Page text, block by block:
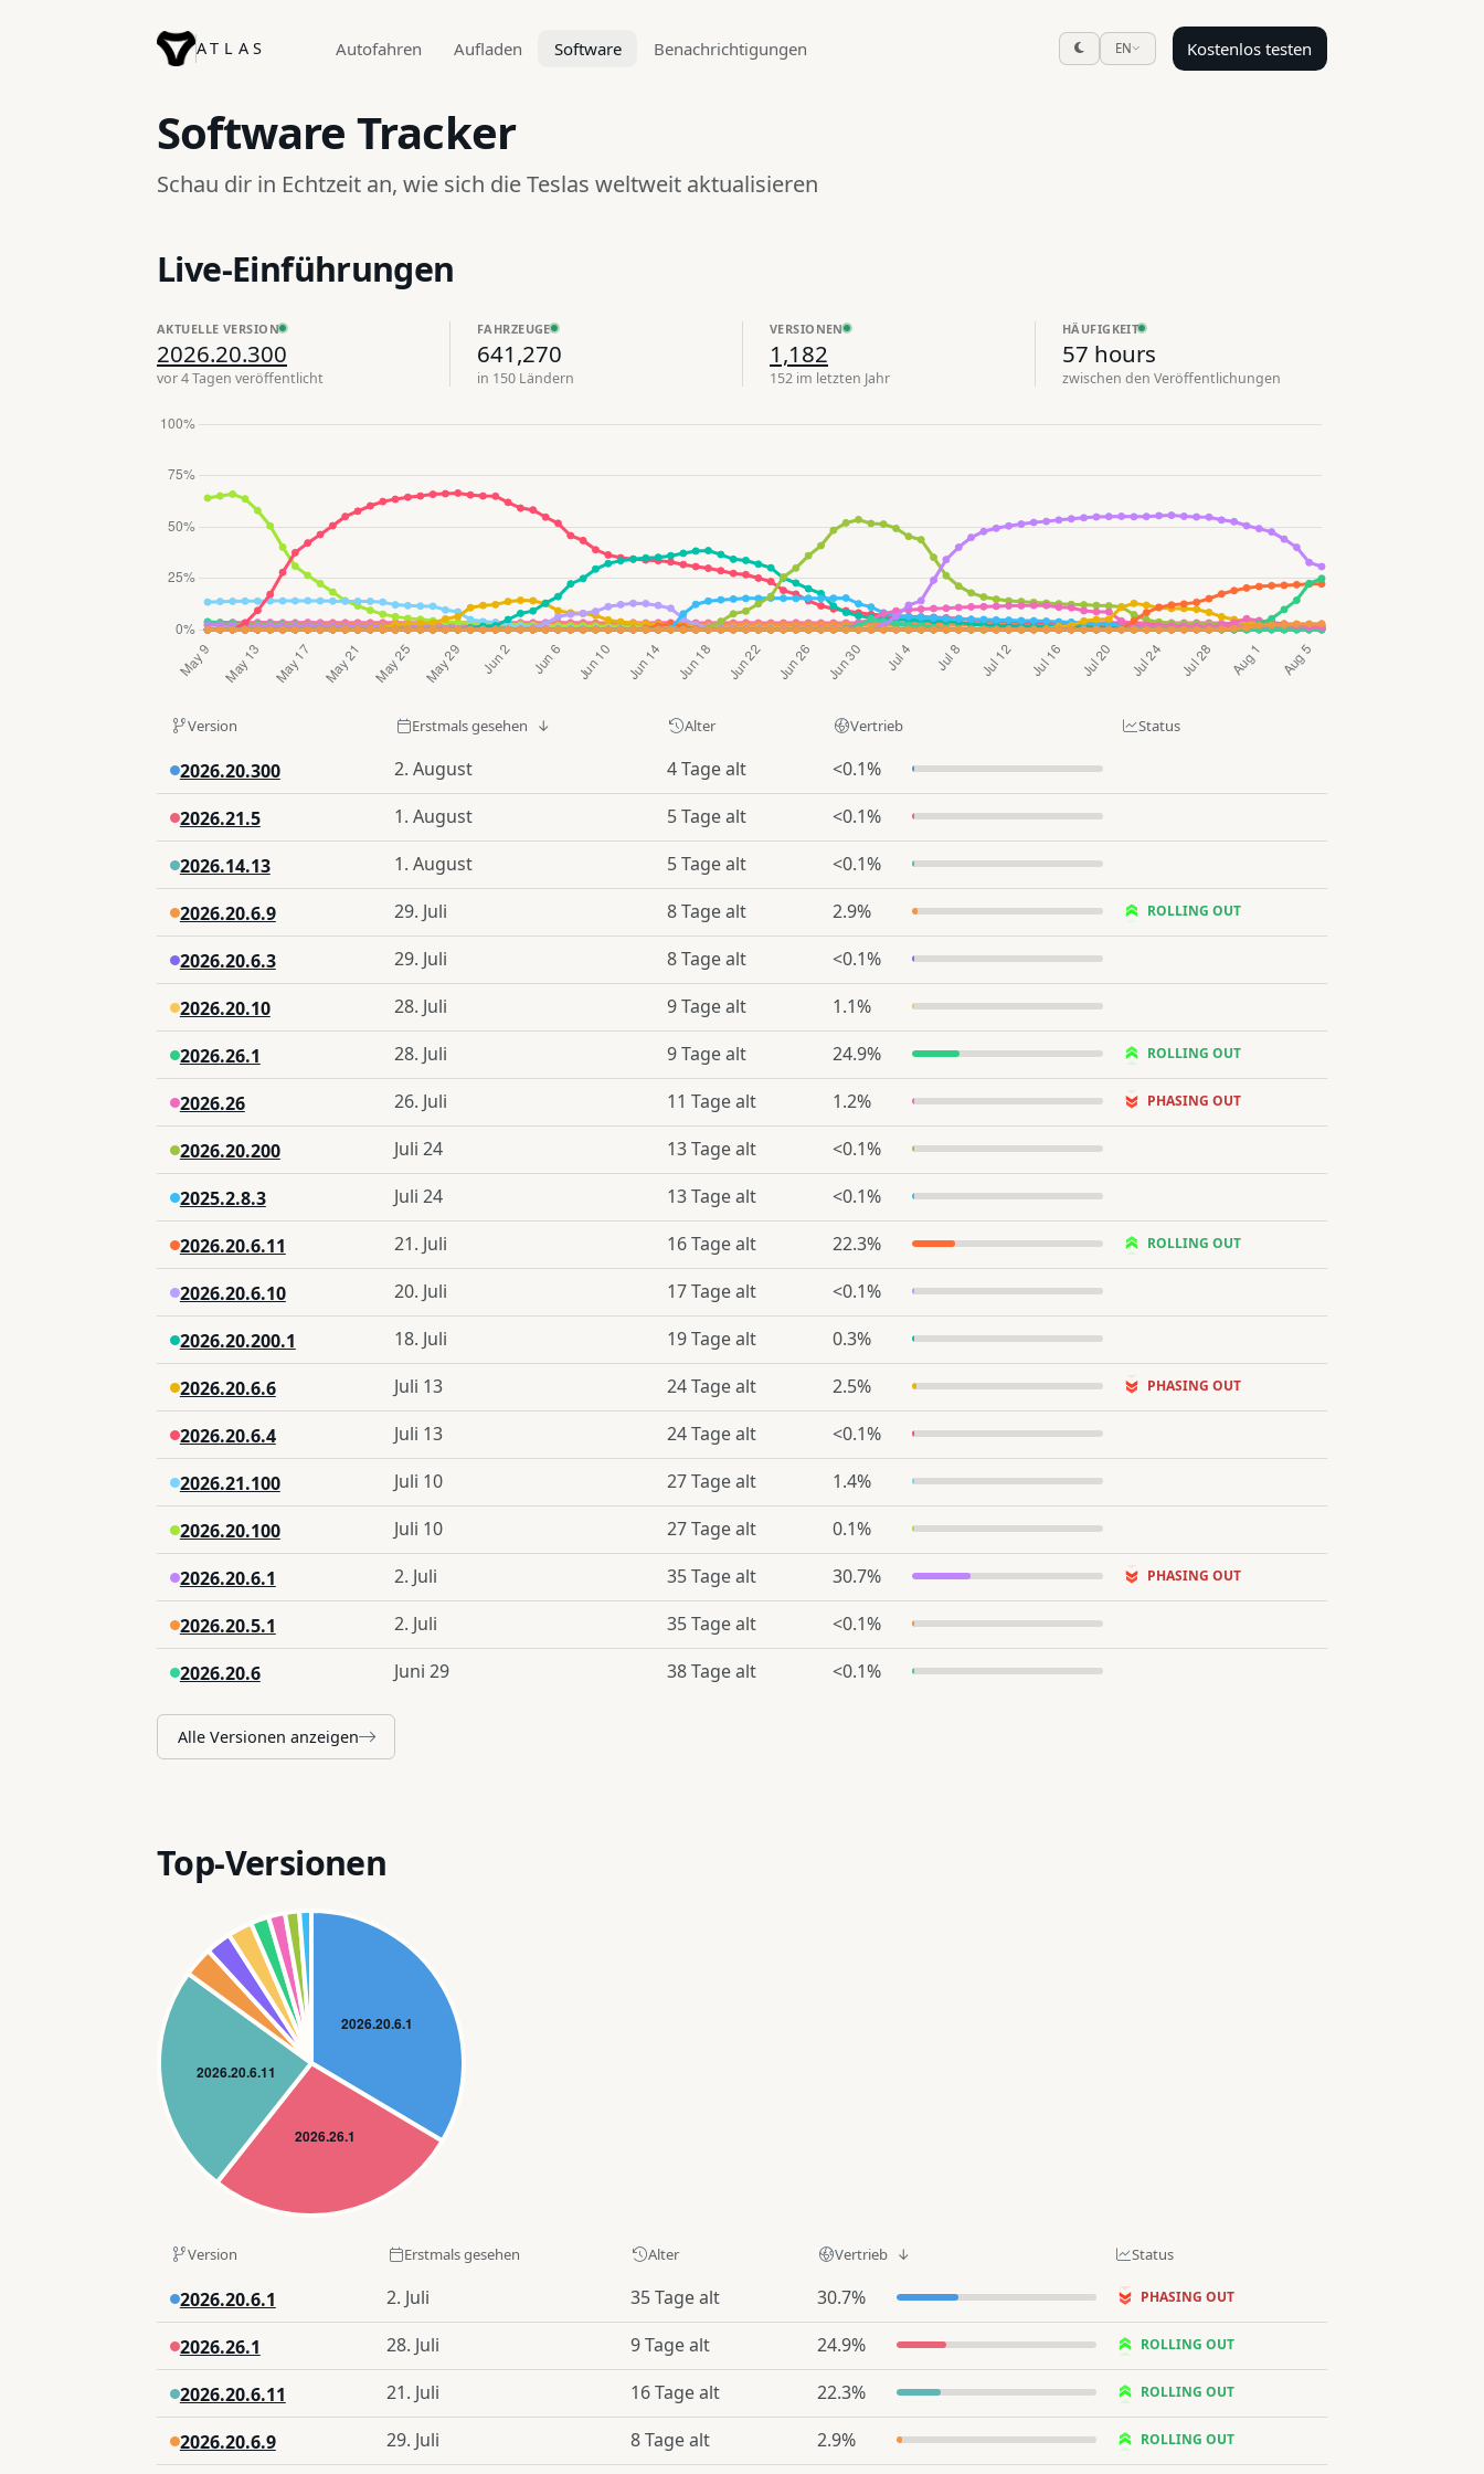
ATLAS Autofahren Aufladen Software Benachrichtigungen EN Kostenlos testen
Software Tracker
Schau dir in Echtzeit an, wie sich die Teslas weltweit aktualisieren
Live-Einführungen
AKTUELLE VERSION
2026.20.300
vor 4 Tagen veröffentlicht
FAHRZEUGE
641,270
in 150 Ländern
VERSIONEN
1,182
152 im letzten Jahr
HÄUFIGKEIT
57 hours
zwischen den Veröffentlichungen
Version Erstmals gesehen Alter Vertrieb Status
2026.20.300 2. August 4 Tage alt <0.1%
2026.21.5 1. August 5 Tage alt <0.1%
2026.14.13 1. August 5 Tage alt <0.1%
2026.20.6.9 29. Juli 8 Tage alt 2.9% ROLLING OUT
2026.20.6.3 29. Juli 8 Tage alt <0.1%
2026.20.10 28. Juli 9 Tage alt 1.1%
2026.26.1 28. Juli 9 Tage alt 24.9% ROLLING OUT
2026.26 26. Juli 11 Tage alt 1.2% PHASING OUT
2026.20.200 Juli 24 13 Tage alt <0.1%
2025.2.8.3 Juli 24 13 Tage alt <0.1%
2026.20.6.11 21. Juli 16 Tage alt 22.3% ROLLING OUT
2026.20.6.10 20. Juli 17 Tage alt <0.1%
2026.20.200.1 18. Juli 19 Tage alt 0.3%
2026.20.6.6 Juli 13 24 Tage alt 2.5% PHASING OUT
2026.20.6.4 Juli 13 24 Tage alt <0.1%
2026.21.100 Juli 10 27 Tage alt 1.4%
2026.20.100 Juli 10 27 Tage alt 0.1%
2026.20.6.1 2. Juli 35 Tage alt 30.7% PHASING OUT
2026.20.5.1 2. Juli 35 Tage alt <0.1%
2026.20.6 Juni 29 38 Tage alt <0.1%
Alle Versionen anzeigen
Top-Versionen
Version Erstmals gesehen Alter Vertrieb Status
2026.20.6.1 2. Juli 35 Tage alt 30.7% PHASING OUT
2026.26.1 28. Juli 9 Tage alt 24.9% ROLLING OUT
2026.20.6.11 21. Juli 16 Tage alt 22.3% ROLLING OUT
2026.20.6.9 29. Juli 8 Tage alt 2.9% ROLLING OUT